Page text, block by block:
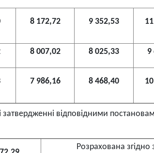
8 172,72 9 352,53
8 007,02 8 025,33 9
7 986,16 8 468,40
затвердженні відповідними
Розрахована згідно